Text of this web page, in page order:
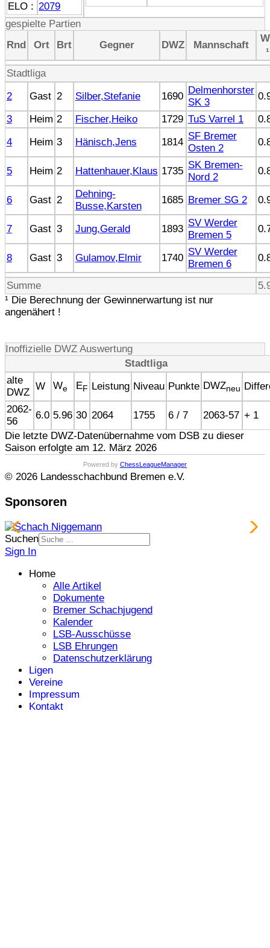
ELO : 2079
gespielte Partien
Rnd
Ort Brt Gegner DWZ Mannschaft
W
¹
Stadtliga
2
Gast 2 Silber,Stefanie 1690
Delmenhorster
SK 3
3
Heim 2 Fischer,Heiko 1729 TuS Varrel 1
4
Heim 3 Hänisch,Jens 1814
SF Bremer
Osten 2
5 Heim 2 Hattenhauer,Klaus 1735
SK Bremen-
Nord 2
6 Gast 2
Dehning-
Busse,Karsten
1685 Bremer SG 2
7 Gast 3 Jung,Gerald 1893
SV Werder
Bremen 5
8 Gast 3 Gulamov,Elmir 1740
SV Werder
Bremen 6
Summe
¹ Die Berechnung der Gewinnerwartung ist nur
angenähert !
Inoffizielle DWZ Auswertung
Stadtliga
alte
DWZ
W We EF Leistung Niveau Punkte DWZneu
2062-
56
6.0 5.96 30 2064 1755 6 / 7 2063-57 + 1
Die letzte DWZ-Datenübernahme vom DSB zu dieser
Saison erfolgte am 12. März 2026
Powered by ChessLeagueManager
© 2026 Landesschachbund Bremen e.V.
Sponsoren
Suchen
Sign In
Home
Alle Artikel
Dokumente
Bremer Schachjugend
Kalender
LSB-Ausschüsse
LSB Ehrungen
Datenschutzerklärung
Ligen
Vereine
Impressum
Kontakt